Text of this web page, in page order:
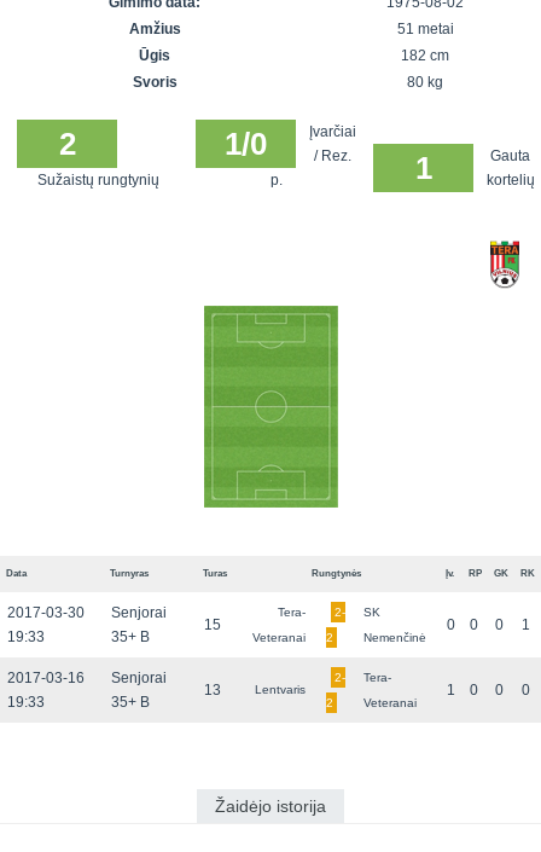
SFL rudens
Snaigės taurė
čempionatas
Vilnius
Amžius
51 metai
Ūgis
182 cm
Svoris
80 kg
2
Sužaistų rungtynių
1/0
Įvarčiai
/ Rez.
p.
1
Gauta
kortelių
Data Turnyras Turas Rungtynės Įv. RP GK RK
2017-03-30
19:33
Senjorai
35+ B
15
Tera-
Veteranai
2-
2
SK
Nemenčinė
0 0 0 1
2017-03-16
19:33
Senjorai
35+ B
13 Lentvaris
2-
2
Tera-
Veteranai
1 0 0 0
Žaidėjo istorija